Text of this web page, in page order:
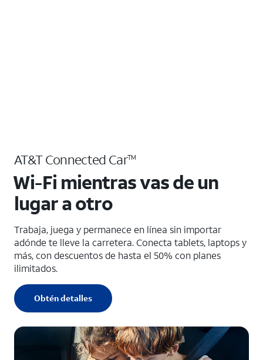
AT&T Connected CarTM
Wi-Fi mientras vas de un
lugar a otro
Trabaja, juega y permanece en línea sin importar
adónde te lleve la carretera. Conecta tablets, laptops y
más, con descuentos de hasta el 50% con planes
ilimitados.
Obtén detalles